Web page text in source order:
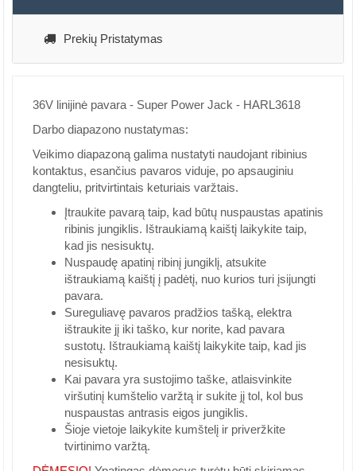
Prekių Pristatymas
36V linijinė pavara - Super Power Jack - HARL3618
Darbo diapazono nustatymas:
Veikimo diapazoną galima nustatyti naudojant ribinius
kontaktus, esančius pavaros viduje, po apsauginiu
dangteliu, pritvirtintais keturiais varžtais.
Įtraukite pavarą taip, kad būtų nuspaustas apatinis
ribinis jungiklis. Ištraukiamą kaištį laikykite taip,
kad jis nesisuktų.
Nuspaudę apatinį ribinį jungiklį, atsukite
ištraukiamą kaištį į padėtį, nuo kurios turi įsijungti
pavara.
Sureguliavę pavaros pradžios tašką, elektra
ištraukite jį iki taško, kur norite, kad pavara
sustotų. Ištraukiamą kaištį laikykite taip, kad jis
nesisuktų.
Kai pavara yra sustojimo taške, atlaisvinkite
viršutinį kumštelio varžtą ir sukite jį tol, kol bus
nuspaustas antrasis eigos jungiklis.
Šioje vietoje laikykite kumštelį ir priveržkite
tvirtinimo varžtą.